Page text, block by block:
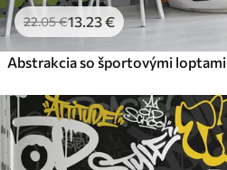
22.05€13.23€
Abstrakcia so športovými loptami